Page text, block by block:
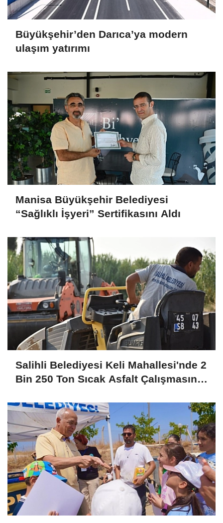
Büyükşehir’den Darıca’ya modern
ulaşım yatırımı
Manisa Büyükşehir Belediyesi
“Sağlıklı İşyeri” Sertifikasını Aldı
Salihli Belediyesi Keli Mahallesi'nde 2
Bin 250 Ton Sıcak Asfalt Çalışmasını